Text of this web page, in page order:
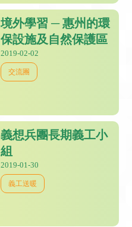
境外學習 ─ 惠州的環
保設施及自然保護區
2019-02-02
交流團
義想兵團長期義工小
組
2019-01-30
義工送暖